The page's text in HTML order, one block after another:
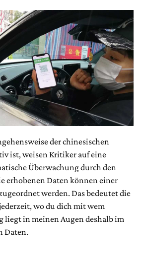
der chinesischen
ist, weisen Kritiker auf eine
Überwachung durch den
erhobenen Daten können einer
werden. Das bedeutet die
wo du dich mit wem
liegt in meinen Augen deshalb im
Daten.